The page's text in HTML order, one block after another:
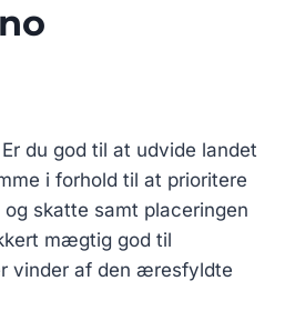
du god til at udvide landet
i forhold til at prioritere
skatte samt placeringen
mægtig god til
vinder af den æresfyldte